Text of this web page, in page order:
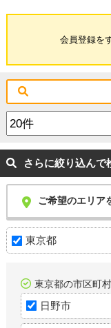
会員登録を
さらに絞り込んで
ご希望のエリア
東京都
東京都の市区町
日野市